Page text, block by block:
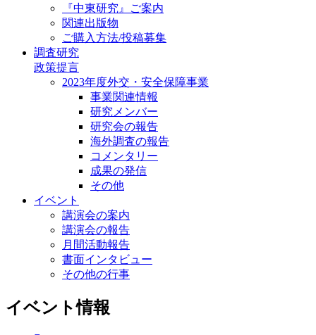
『中東研究』ご案内
関連出版物
ご購入方法/投稿募集
調査研究
政策提言
2023年度外交・安全保障事業
事業関連情報
研究メンバー
研究会の報告
海外調査の報告
コメンタリー
成果の発信
その他
イベント
講演会の案内
講演会の報告
月間活動報告
書面インタビュー
その他の行事
イベント情報